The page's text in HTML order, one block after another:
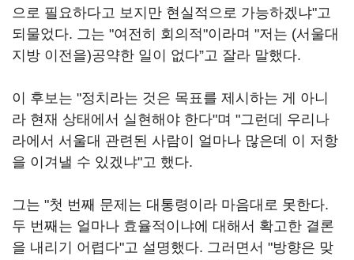
으로 필요하다고 보지만 현실적으로 가능하겠냐"고
되물었다. 그는 "여전히 회의적"이라며 "저는 (서울대
지방 이전을)공약한 일이 없다”고 잘라 말했다.
이 후보는 "정치라는 것은 목표를 제시하는 게 아니
라 현재 상태에서 실현해야 한다"며 "그런데 우리나
라에서 서울대 관련된 사람이 얼마나 많은데 이 저항
을 이겨낼 수 있겠냐"고 했다.
그는 "첫 번째 문제는 대통령이라 마음대로 못한다.
두 번째는 얼마나 효율적이냐에 대해서 확고한 결론
을 내리기 어렵다"고 설명했다. 그러면서 "방향은 맞